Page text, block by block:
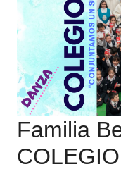
Familia